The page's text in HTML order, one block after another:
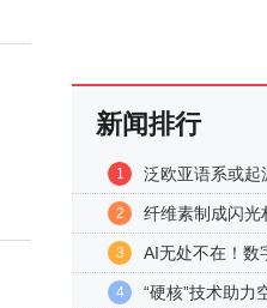
新闻排行
1 泛欧亚语系或起
2 纤维素制成闪光
3 AI无处不在！数
4 “硬核”技术助力